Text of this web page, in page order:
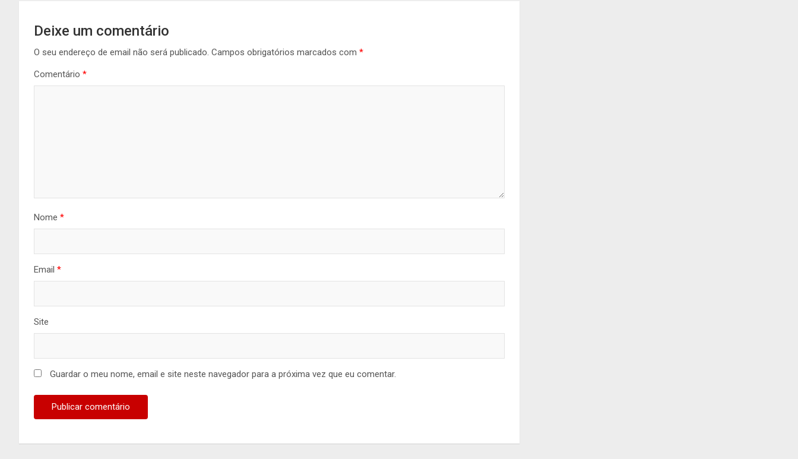
Deixe um comentário
O seu endereço de email não será publicado. Campos obrigatórios marcados com *
Comentário *
Nome *
Email *
Site
Guardar o meu nome, email e site neste navegador para a próxima vez que eu comentar.